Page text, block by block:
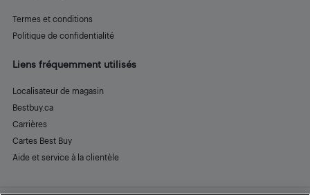
Termes et conditions
Politique de confidentialité
Liens fréquemment utilisés
Localisateur de magasin
Bestbuy.ca
Carrières
Cartes Best Buy
Aide et service à la clientèle